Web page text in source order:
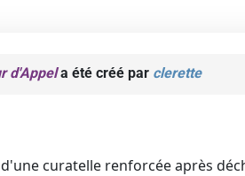
d'Appela été créé par clerette
curatelle renforcée après